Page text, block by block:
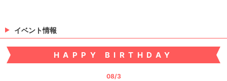
イベント情報
HAPPY BIRTHDAY
08/3